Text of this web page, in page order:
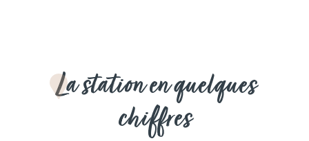
La station en quelques
chiffres